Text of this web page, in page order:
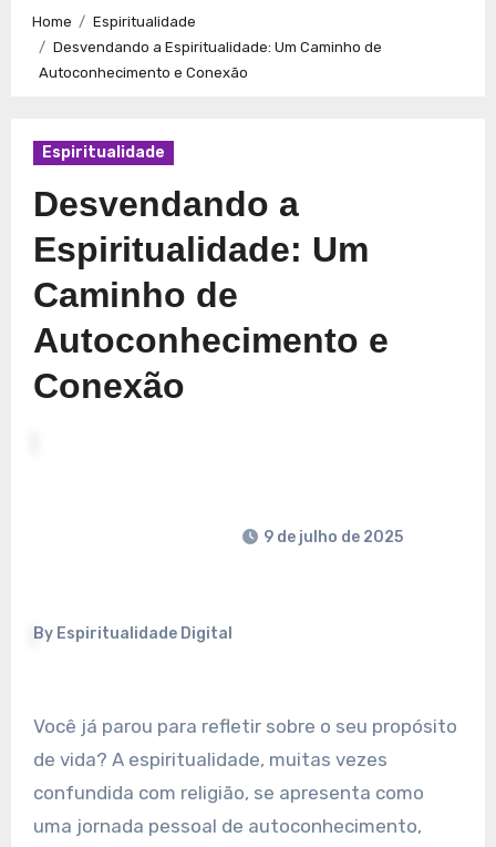
Caminhos para a Plenitude no Presente
Espiritualidade: Conexão e Significado no Presente
Home
Espiritualidade
Desvendando a Espiritualidade: Um Caminho de
Autoconhecimento e Conexão
Espiritualidade
Desvendando a
Espiritualidade: Um
Caminho de
Autoconhecimento e
Conexão
By Espiritualidade Digital
9 de julho de 2025
Você já parou para refletir sobre o seu propósito
de vida? A espiritualidade, muitas vezes
confundida com religião, se apresenta como
uma jornada pessoal de autoconhecimento,